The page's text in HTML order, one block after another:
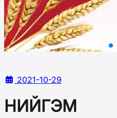
2021-10-29
НИЙГЭМ